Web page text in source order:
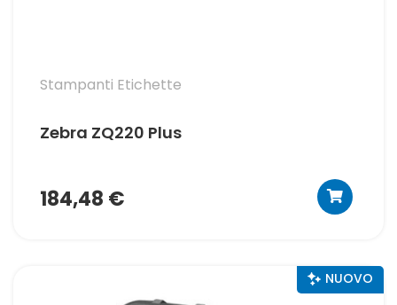
Stampanti Etichette
Zebra ZQ220 Plus
184,48 €
NUOVO